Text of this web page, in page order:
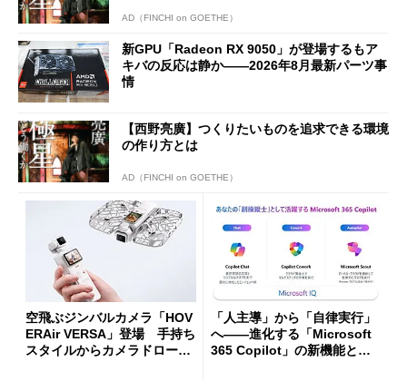
AD（FINCHI on GOETHE）
新GPU「Radeon RX 9050」が登場するもア
キバの反応は静か――2026年8月最新パーツ事
情
【西野亮廣】つくりたいものを追求できる環境
の作り方とは
AD（FINCHI on GOETHE）
空飛ぶジンバルカメラ「HOV
ERAir VERSA」登場 手持ち
スタイルからカメラドローン
「人主導」から「自律実行」
へ――進化する「Microsoft
365 Copilot」の新機能とエ